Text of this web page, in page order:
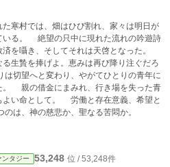
寒村では、畑はひび割れ、家々は明日が
流れの吟遊詩
を囁き、そしてそれは天啓となった。
生贄を捧げよ。恵みは再び降り注ぐだろ
た青
労働と存在意義、希望と
待つのは、神の慈悲か、聖なる苦悶か。
ンタジー 53,248 位 / 53,248件